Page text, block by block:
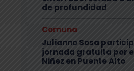
de profundidad
Comuna
Julianno Sosa
jornada gratuita por
Niñez en Puente Alto